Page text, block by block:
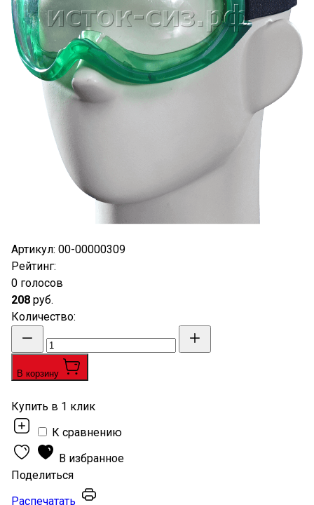
Артикул: 00-00000309
Рейтинг:
0 голосов
208 руб.
Количество:
В корзину
Купить в 1 клик
К сравнению
В избранное
Поделиться
Распечатать